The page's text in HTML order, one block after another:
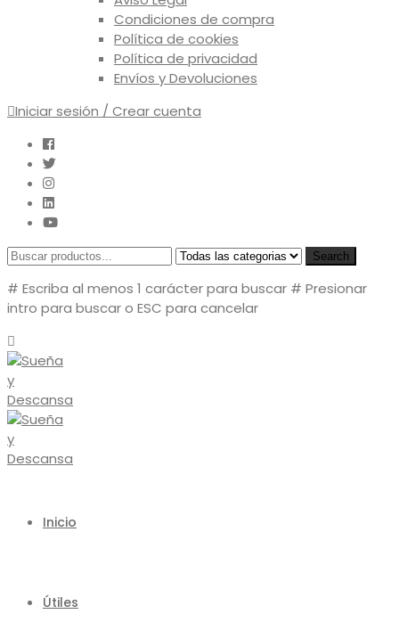
Condiciones de compra
Política de cookies
Política de privacidad
Envíos y Devoluciones
Iniciar sesión / Crear cuenta
Search
# Escriba al menos 1 carácter para buscar # Presionar
intro para buscar o ESC para cancelar
Inicio
Útiles